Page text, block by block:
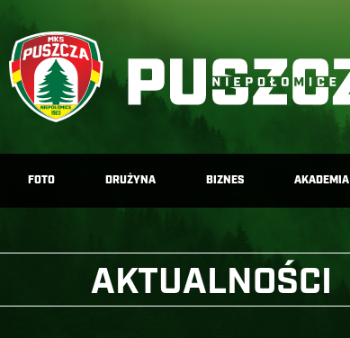
FOTO DRUŻYNA BIZNES AKADEMIA
AKTUALNOŚCI